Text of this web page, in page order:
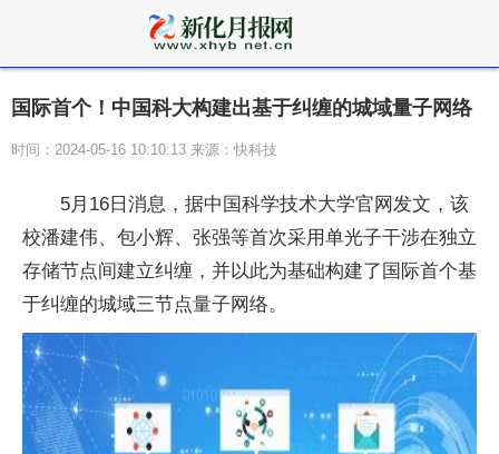
国际首个！中国科大构建出基于纠缠的城域量子网络
时间：2024-05-16 10:10:13 来源：快科技
5月16日消息，据中国科学技术大学官网发文，该
校潘建伟、包小辉、张强等首次采用单光子干涉在独立
存储节点间建立纠缠，并以此为基础构建了国际首个基
于纠缠的城域三节点量子网络。